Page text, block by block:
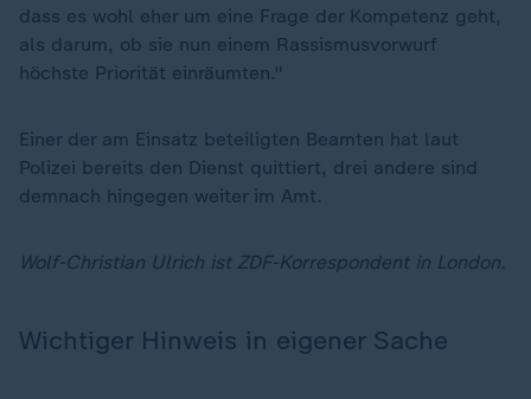
dass es wohl eher um eine Frage der Kompetenz geht,
als darum, ob sie nun einem Rassismusvorwurf
höchste Priorität einräumten."
Einer der am Einsatz beteiligten Beamten hat laut
Polizei bereits den Dienst quittiert, drei andere sind
demnach hingegen weiter im Amt.
Wolf-Christian Ulrich ist ZDF-Korrespondent in London.
Wichtiger Hinweis in eigener Sache